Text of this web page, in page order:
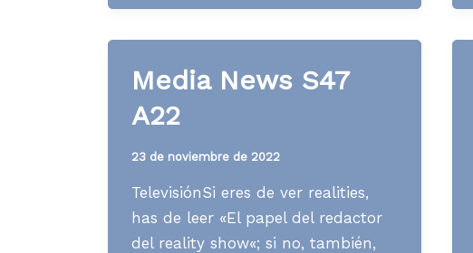
S41
A23
Media News S47
A22
23 de noviembre de 2022
TelevisiónSi eres de ver realities,
has de leer «El papel del redactor
del reality show«; si no, también,